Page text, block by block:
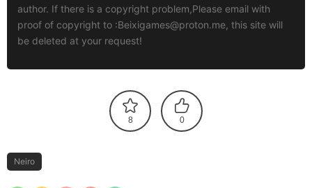
author. If there is a copyright problem,Please email with
proof of copyright to :Beixigames@proton.me, this site will
be deleted at your request!
8 0
Neiro